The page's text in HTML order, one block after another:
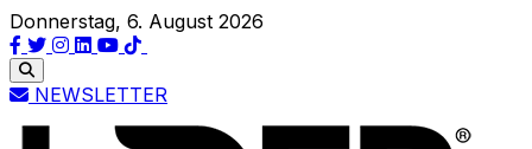
Donnerstag, 6. August 2026
NEWSLETTER